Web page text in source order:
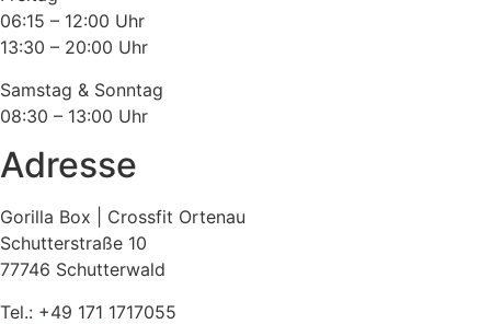
06:15 – 12:00 Uhr
13:30 – 20:00 Uhr
Samstag & Sonntag
08:30 – 13:00 Uhr
Adresse
Gorilla Box | Crossfit Ortenau
Schutterstraße 10
77746 Schutterwald
Tel.: +49 171 1717055